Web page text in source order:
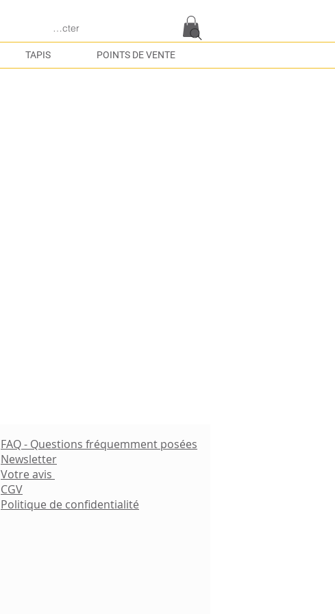
Se connecter
TAPIS POINTS DE VENTE
FAQ - Questions fréquemment posées
Newsletter
Votre avis
CGV
Politique de confidentialité